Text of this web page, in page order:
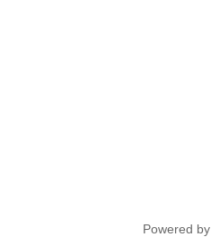
Powered by